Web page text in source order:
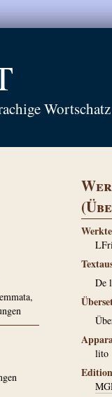
De
lito
Edition